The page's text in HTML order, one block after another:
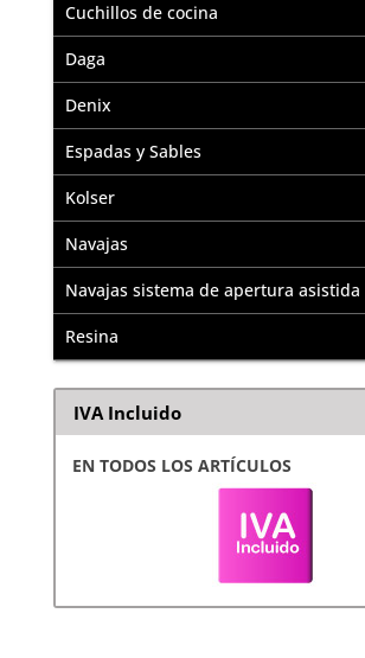
Cuchillos de cocina
Daga
Denix
Espadas y Sables
Kolser
Navajas
Navajas sistema de apertura asistida
Resina
IVA Incluido
EN TODOS LOS ARTÍCULOS